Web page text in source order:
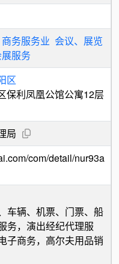
商务服务业 会议、展览
服务
区
保利凤凰公馆公寓12层
局
com/detail/nur93a
车辆、机票、门票、船
务，演出经纪代理服
子商务，高尔夫用品销